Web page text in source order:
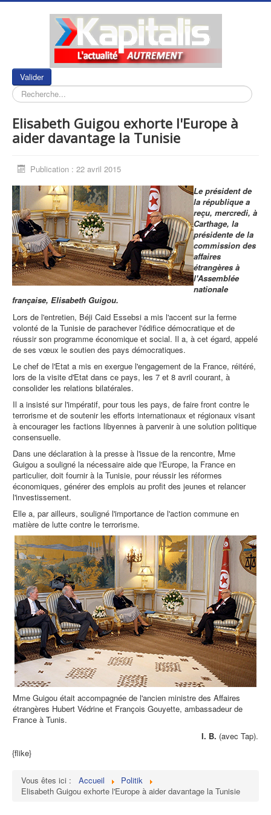
Valider
Elisabeth Guigou exhorte l'Europe à
aider davantage la Tunisie
Publication : 22 avril 2015
Le président de
la république a
reçu, mercredi, à
Carthage, la
présidente de la
commission des
affaires
étrangères à
l'Assemblée
nationale
française, Elisabeth Guigou.
Lors de l'entretien, Béji Caid Essebsi a mis l'accent sur la ferme
volonté de la Tunisie de parachever l'édifice démocratique et de
réussir son programme économique et social. Il a, à cet égard, appelé
de ses vœux le soutien des pays démocratiques.
Le chef de l'Etat a mis en exergue l'engagement de la France, réitéré,
lors de la visite d'Etat dans ce pays, les 7 et 8 avril courant, à
consolider les relations bilatérales.
Il a insisté sur l'impératif, pour tous les pays, de faire front contre le
terrorisme et de soutenir les efforts internationaux et régionaux visant
à encourager les factions libyennes à parvenir à une solution politique
consensuelle.
Dans une déclaration à la presse à l'issue de la rencontre, Mme
Guigou a souligné la nécessaire aide que l'Europe, la France en
particulier, doit fournir à la Tunisie, pour réussir les réformes
économiques, générer des emplois au profit des jeunes et relancer
l'investissement.
Elle a, par ailleurs, souligné l'importance de l'action commune en
matière de lutte contre le terrorisme.
Mme Guigou était accompagnée de l'ancien ministre des Affaires
étrangères Hubert Védrine et François Gouyette, ambassadeur de
France à Tunis.
I. B. (avec Tap).
{flike}
Vous êtes ici : Accueil
Politik
Elisabeth Guigou exhorte l'Europe à aider davantage la Tunisie